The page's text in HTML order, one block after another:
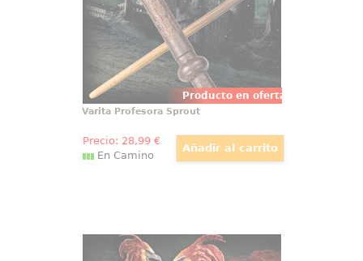
Producto en oferta
Varita Profesora Sprout
Precio: 28,99€
En Camino
Réplica de Fawkes el Fénix de
Dumbledore